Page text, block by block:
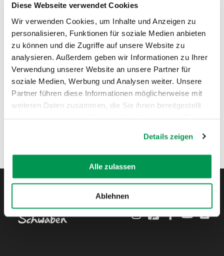
Diese Webseite verwendet Cookies
Wir verwenden Cookies, um Inhalte und Anzeigen zu
personalisieren, Funktionen für soziale Medien anbieten
zu können und die Zugriffe auf unsere Website zu
analysieren. Außerdem geben wir Informationen zu Ihrer
Verwendung unserer Website an unsere Partner für
soziale Medien, Werbung und Analysen weiter. Unsere
Partner führen diese Informationen möglicherweise mit
weiteren Daten zusammen, die Sie ihnen bereitgestellt
Details zeigen
Alle zulassen
Ablehnen
AUF DER KARTE ANZEIGEN
InstagramPinterestFacebook
YouTube